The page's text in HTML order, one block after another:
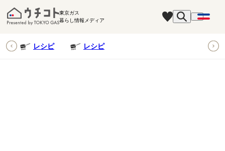
東京ガス
暮らし情報メディア
レシピ レシピ